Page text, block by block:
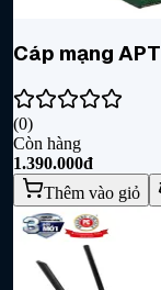
Cáp mạng
(0)
Còn hàng
1.390.000đ
Thêm vào giỏ